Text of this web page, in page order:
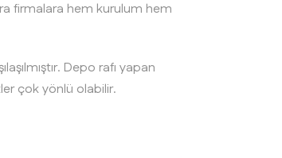
firmalara hem kurulum hem
Depo rafı yapan
çok yönlü olabilir.